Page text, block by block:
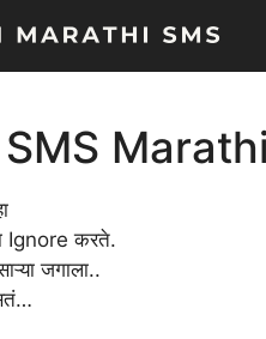
Marathi
Ignore करते.
जगाला..